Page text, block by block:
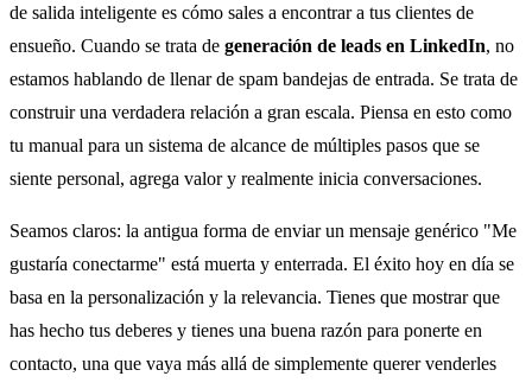
de salida inteligente es cómo sales a encontrar a tus clientes de
ensueño. Cuando se trata de generación de leads en LinkedIn, no
estamos hablando de llenar de spam bandejas de entrada. Se trata de
construir una verdadera relación a gran escala. Piensa en esto como
tu manual para un sistema de alcance de múltiples pasos que se
siente personal, agrega valor y realmente inicia conversaciones.
Seamos claros: la antigua forma de enviar un mensaje genérico "Me
gustaría conectarme" está muerta y enterrada. El éxito hoy en día se
basa en la personalización y la relevancia. Tienes que mostrar que
has hecho tus deberes y tienes una buena razón para ponerte en
contacto, una que vaya más allá de simplemente querer venderles